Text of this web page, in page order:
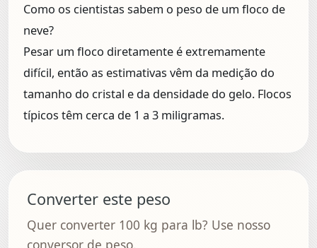
Como os cientistas sabem o peso de um floco de
neve?
Pesar um floco diretamente é extremamente
difícil, então as estimativas vêm da medição do
tamanho do cristal e da densidade do gelo. Flocos
típicos têm cerca de 1 a 3 miligramas.
Converter este peso
Quer converter 100 kg para lb? Use nosso